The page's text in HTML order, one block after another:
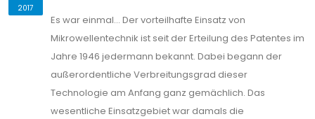
2017
Es war einmal… Der vorteilhafte Einsatz von
Mikrowellentechnik ist seit der Erteilung des Patentes im
Jahre 1946 jedermann bekannt. Dabei begann der
außerordentliche Verbreitungsgrad dieser
Technologie am Anfang ganz gemächlich. Das
wesentliche Einsatzgebiet war damals die